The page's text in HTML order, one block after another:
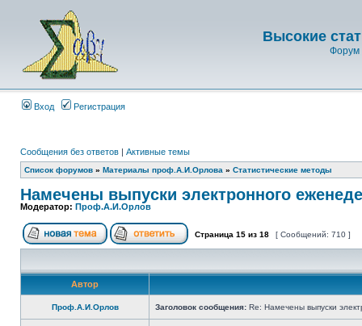
Высокие
Форум
Вход Регистрация
Сообщения без ответов | Активные темы
Список форумов » Материалы проф.А.И.Орлова » Статистические методы
Намечены выпуски электронного
Модератор: Проф.А.И.Орлов
Страница 15 из 18 [ Сообщений: 710 ]
Автор
Проф.А.И.Орлов Заголовок сообщения: Re: Намечены выпуски